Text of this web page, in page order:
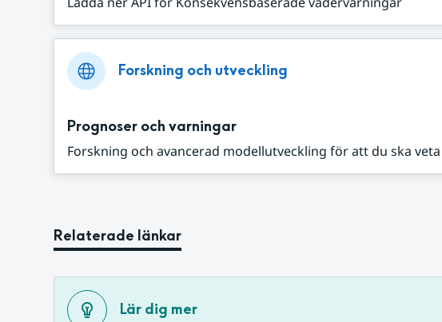
Forskning och utveckling
Prognoser och varningar
Forskning och avancerad modellutveckling för att du ska veta
Relaterade länkar
Lär dig mer